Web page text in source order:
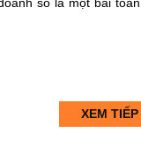
XEM TIẾP